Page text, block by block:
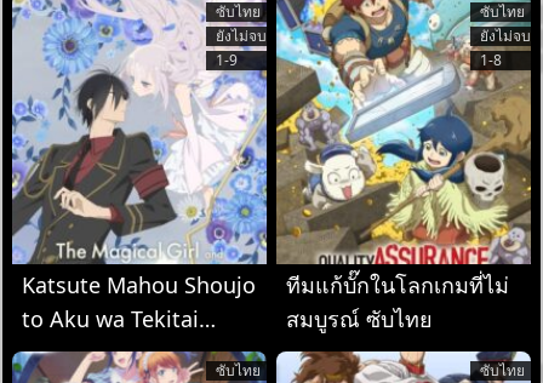
ซับไทย
ยังไม่จบ
1-9
Katsute Mahou Shoujo
to Aku wa Tekitai
shiteita. ซับไทย
ซับไทย
ยังไม่จบ
1-8
ทีมแก้บั๊กในโลกเกมที่ไม่
สมบูรณ์ ซับไทย
ซับไทย
ซับไทย